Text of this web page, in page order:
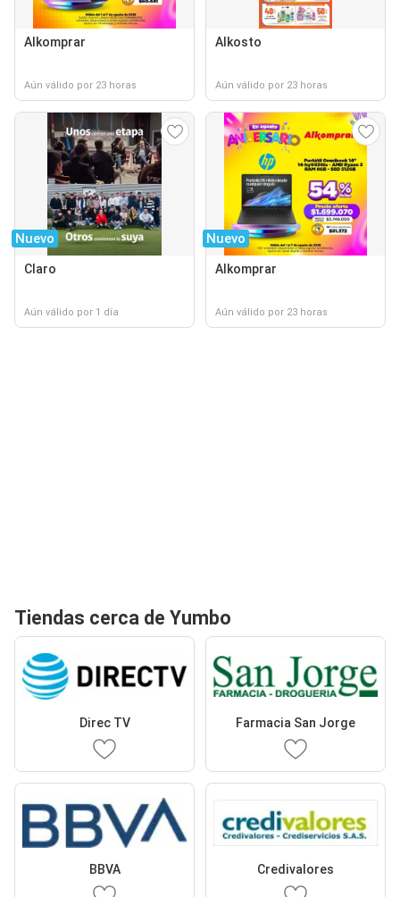
Alkomprar
Aún válido por 23 horas
Alkosto
Aún válido por 23 horas
Nuevo
Claro
Aún válido por 1 día
Nuevo
Alkomprar
Aún válido por 23 horas
Tiendas cerca de Yumbo
Direc TV Farmacia San Jorge
BBVA Credivalores